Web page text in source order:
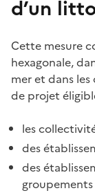
d’un
Cette mesure
hexagonale,
mer et dans
de projet
les
des
des